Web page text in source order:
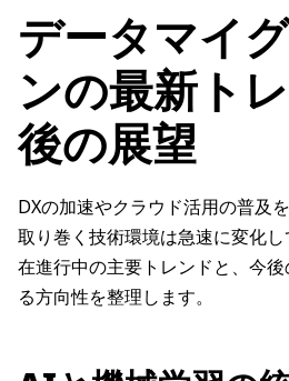
データマイ
ンの最新ト
後の展望
DXの加速やクラウド活用の普及
取り巻く技術環境は急速に変化
在進行中の主要トレンドと、今
る方向性を整理します。